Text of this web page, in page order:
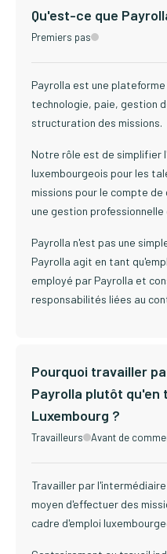
Qu'est-ce que
Premiers pas
Payrolla est une
technologie, paie, gestion
structuration des missions.
Notre rôle est de simplifier
luxembourgeois pour les
missions pour le compte
une gestion
Payrolla n'est pas une
Payrolla agit en tant
employé par Payrolla et
responsabilités liées au
Pourquoi travailler
Payrolla plutôt
Luxembourg ?
Travailleurs Avant de
Travailler par
moyen d'effectuer des
cadre d'emploi